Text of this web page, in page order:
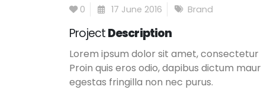
0 17 June 2016 Brand
ProjectDescription
Lorem ipsum dolor sit amet, consectetur
Proin quis eros odio, dapibus dictum
egestas fringilla non nec purus.